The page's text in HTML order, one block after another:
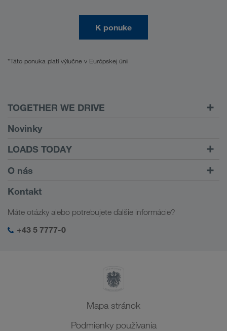
K ponuke
*Táto ponuka platí výlučne v Európskej únii
TOGETHER WE DRIVE
WE LOAD
Carrier Services
Onboarding
Novinky
LOADS TODAY
Nájsť prepravu pomocou
LOADS TODAY
Zistiť viac
Prejsť na prihlásenie
O nás
Informácia o firme
SHEQ-Manažment
Kontakt
Máte otázky alebo potrebujete ďalšie informácie?
+43 5 7777-0
Mapa stránok
Podmienky používania